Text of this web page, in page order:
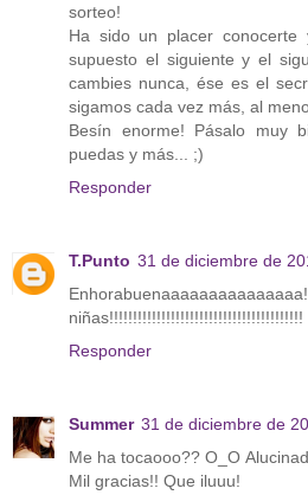
sorteo!
Ha sido un placer
supuesto el siguiente y el
cambies nunca, ése es el
sigamos cada vez más, al
Besín enorme! Pásalo muy
puedas y más... ;)
Responder
T.Punto 31 de diciembre de
niñas!!!!!!!!!!!!!!!!!!!!!!!!!!!!!!!!!!!!!!!!!
Responder
Summer 31 de diciembre de
Me ha tocaooo?? O_O
Mil gracias!! Que iluuu!